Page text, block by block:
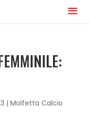
| Molfetta Calcio